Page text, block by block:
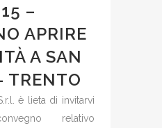
–
APRIRE
A SAN
TRENTO
è lieta di invitarvi
relativo